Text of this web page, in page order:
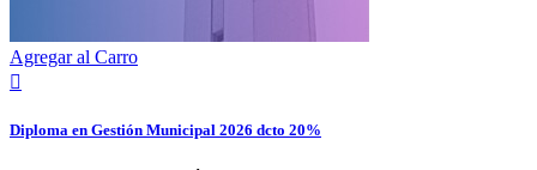
Agregar al Carro

Diploma en Gestión Municipal 2026 dcto 20%